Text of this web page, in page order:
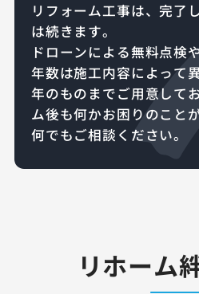
リフォーム工事は、完了
は続きます。
ドローンによる無料点検
年数は施工内容によって
年のものまでご用意して
ム後も何かお困りのこと
何でもご相談ください。
リホーム